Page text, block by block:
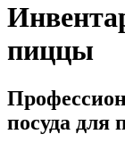
пиццы
посуда для